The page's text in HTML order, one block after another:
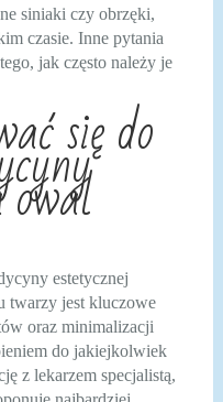
siniaki czy obrzęki,
czasie. Inne pytania
jak często należy je
się do
estetycznej
twarzy jest kluczowe
oraz minimalizacji
do jakiejkolwiek
z lekarzem specjalistą,